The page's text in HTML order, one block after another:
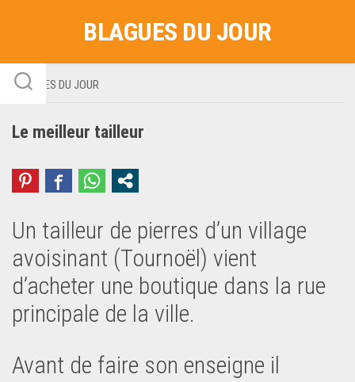
BLAGUES DU JOUR
BLAGUES DU JOUR
Le meilleur tailleur
Un tailleur de pierres d’un village
avoisinant (Tournoël) vient
d’acheter une boutique dans la rue
principale de la ville.
Avant de faire son enseigne il